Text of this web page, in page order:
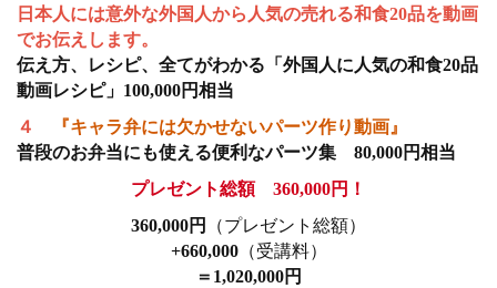
日本人には意外な外国人から人気の売れる和食20品を動画
でお伝えします。
伝え方、レシピ、全てがわかる「外国人に人気の和食20品
動画レシピ」100,000円相当
４
『キャラ弁には欠かせないパーツ作り動画』
普段のお弁当にも使える便利なパーツ集 80,000円相当
プレゼント総額 360,000円！
360,000円
（プレゼント総額）
+660,000（受講料）
＝1,020,000円